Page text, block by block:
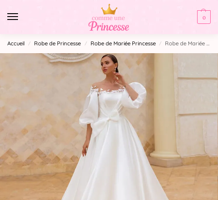
0
Accueil / Robe de Princesse / Robe de Mariée Princesse / Robe de Mariée Princesse Fluide